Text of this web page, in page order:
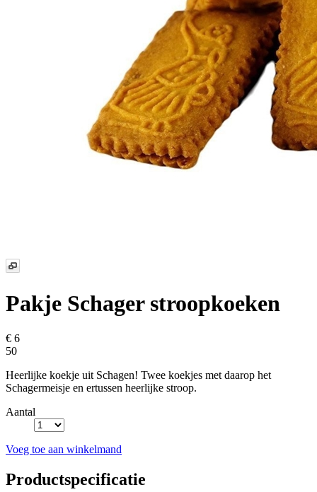
Pakje Schager stroopkoeken
€ 6
50
Heerlijke koekje uit Schagen! Twee koekjes met daarop het
Schagermeisje en ertussen heerlijke stroop.
Aantal
Voeg toe aan winkelmand
Productspecificatie